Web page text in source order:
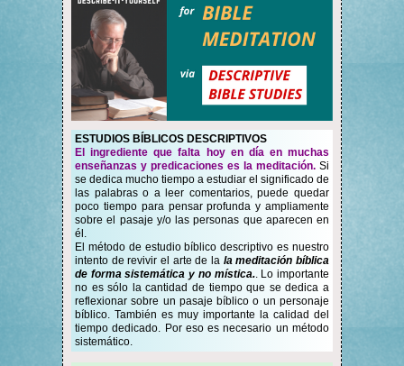
ESTUDIOS BÍBLICOS DESCRIPTIVOS
El ingrediente que falta hoy en día en muchas
enseñanzas y predicaciones es la meditación. Si
se dedica mucho tiempo a estudiar el significado de
las palabras o a leer comentarios, puede quedar
poco tiempo para pensar profunda y ampliamente
sobre el pasaje y/o las personas que aparecen en
él.
El método de estudio bíblico descriptivo es nuestro
intento de revivir el arte de la la meditación bíblica
de forma sistemática y no mística.. Lo importante
no es sólo la cantidad de tiempo que se dedica a
reflexionar sobre un pasaje bíblico o un personaje
bíblico. También es muy importante la calidad del
tiempo dedicado. Por eso es necesario un método
sistemático.